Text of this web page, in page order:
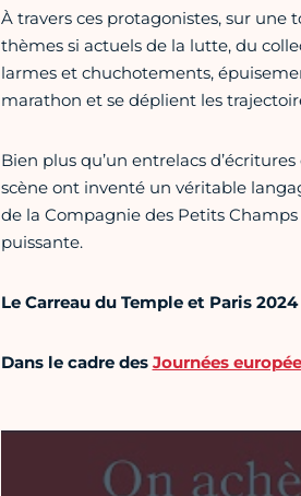
À travers ces protagonistes, sur une
thèmes si actuels de la lutte, du
larmes et chuchotements,
marathon et se déplient les
Bien plus qu’un entrelacs
scène ont inventé un véritable
de la Compagnie des Petits
puissante.
Le Carreau du Temple et Paris
Dans le cadre des Journées